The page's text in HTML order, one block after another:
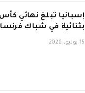
بثنائية في شباك فرنسا
15 يوليو، 2026